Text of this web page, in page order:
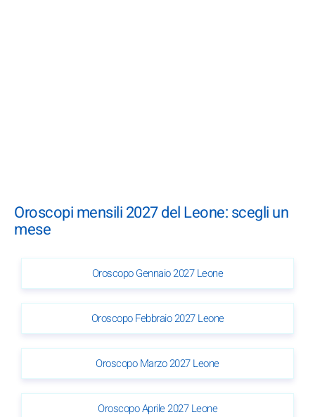
Oroscopi mensili 2027 del Leone: scegli un
mese
Oroscopo Gennaio 2027 Leone
Oroscopo Febbraio 2027 Leone
Oroscopo Marzo 2027 Leone
Oroscopo Aprile 2027 Leone